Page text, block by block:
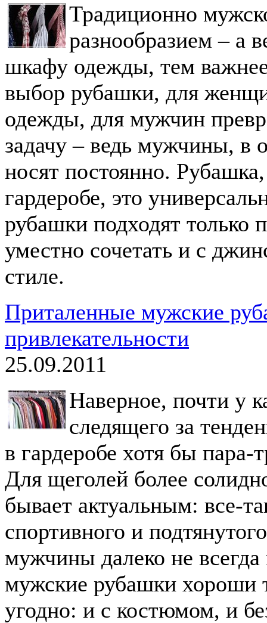
Традиционно
разнообразием – а
шкафу одежды, тем
выбор рубашки, для
одежды, для мужчин
задачу – ведь мужчины, в
носят постоянно.
гардеробе, это
рубашки подходят только
уместно сочетать и с
стиле.
Приталенные мужские
привлекательности
25.09.2011
Наверное, почти у
следящего за
в гардеробе хотя бы
Для щеголей более
бывает актуальным: все-
спортивного и
мужчины далеко не
мужские рубашки хороши
угодно: и с костюмом, и